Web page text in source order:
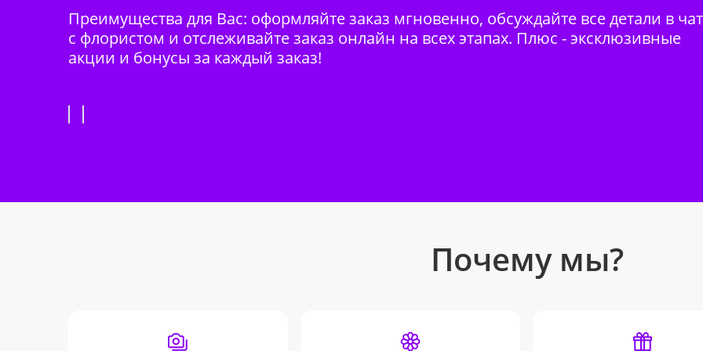
Преимущества для Вас: оформляйте заказ мгновенно, обсуждайте все детали в
с флористом и отслеживайте заказ онлайн на всех этапах. Плюс - эксклюзивные
акции и бонусы за каждый заказ!
Почему мы?